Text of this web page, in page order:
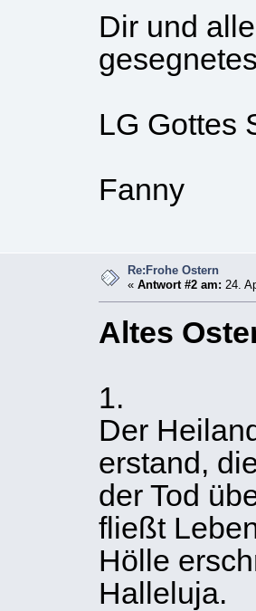
Dir und
LG Gottes
Fanny
Re:Frohe Ostern
«Antwort #2 am: 24.
Altes
1.
Der
erstand,
der Tod
fließt
Hölle
Halleluja.